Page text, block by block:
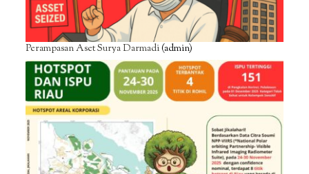
Perampasan Aset Surya Darmadi(admin)